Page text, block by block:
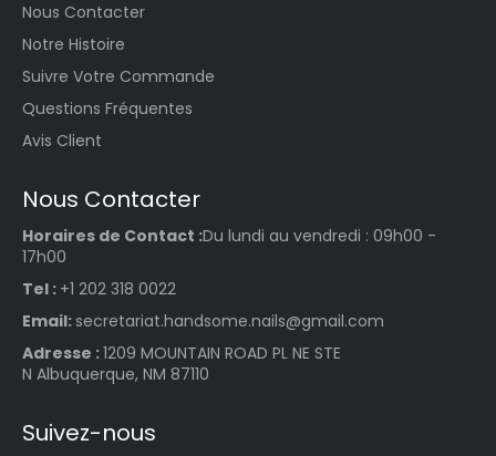
Nous Contacter
Notre Histoire
Suivre Votre Commande
Questions Fréquentes
Avis Client
Nous Contacter
Horaires de Contact :Du lundi au vendredi : 09h00 -
17h00
Tel : +1 202 318 0022
Email: secretariat.handsome.nails@gmail.com
Adresse :1209 MOUNTAIN ROAD PL NE STE
N Albuquerque, NM 87110
Suivez-nous